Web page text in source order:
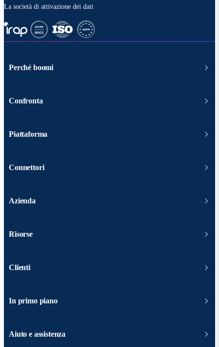
La società di attivazione dei dati
Perché boomi
Confronta
Piattaforma
Connettori
Azienda
Risorse
Clienti
In primo piano
Aiuto e assistenza